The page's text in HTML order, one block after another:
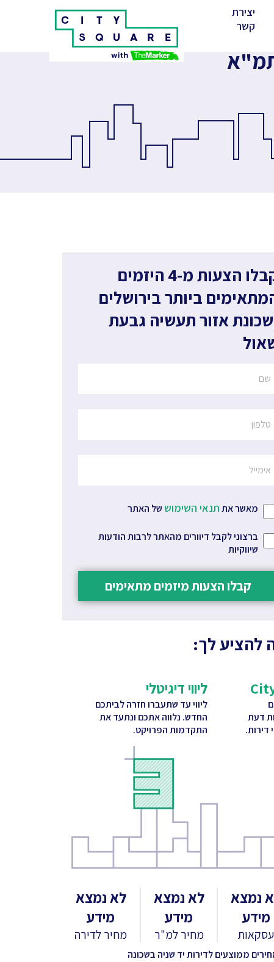
יצירת
קשר
קבלו הצעות מ-4 היזמים
ביותרבירושלים
שכונת אזור תעשיה גבעת
מאשר אתתנאי השימוש של האתר
ברצוני לקבל דיוורים מהאתר לרבות הודעות
שיווקיות
קבלו הצעות מיזמים מתאימים
להציע לך:
דעת
דירות.
ליווי דיגיטלי
ליווי עד שתעברו חזרה לביתכם
החדש. נלווה אתכם ונתעד את
התקדמות הפרויקט.
נמצא
מידע
עסקאות
לא נמצא
מידע
מחיר למ"ר
לא נמצא
מידע
מחיר לדירה
ממוצעים לדירות יד שניה בשכונה